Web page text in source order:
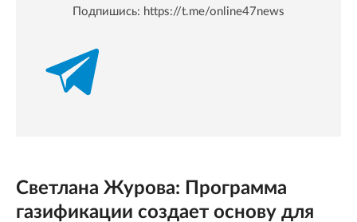
Подпишись: https://t.me/online47news
Светлана Журова: Программа
газификации создает основу для